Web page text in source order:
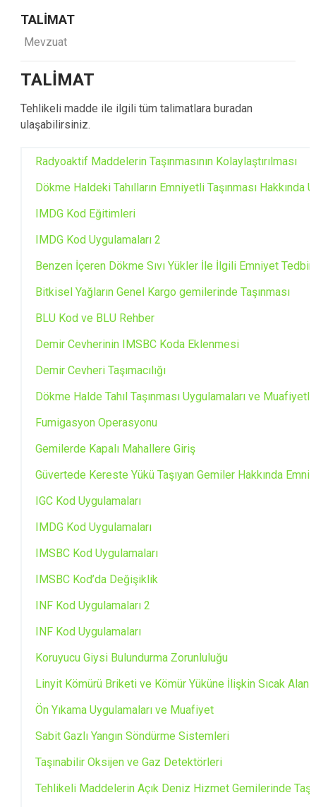
TALIMAT
Mevzuat
TALIMAT
Tehlikeli madde ile ilgili tüm talimatlara buradan
ulaşabilirsiniz.
Radyoaktif Maddelerin Taşınmasının Kolaylaştırılması
Dökme Haldeki Tahılların Emniyetli Taşınması Hakkında
IMDG Kod Eğitimleri
IMDG Kod Uygulamaları 2
Benzen İçeren Dökme Sıvı Yükler İle İlgili Emniyet
Bitkisel Yağların Genel Kargo gemilerinde Taşınması
BLU Kod ve BLU Rehber
Demir Cevherinin IMSBC Koda Eklenmesi
Demir Cevheri Taşımacılığı
Dökme Halde Tahıl Taşınması Uygulamaları ve
Fumigasyon Operasyonu
Gemilerde Kapalı Mahallere Giriş
Güvertede Kereste Yükü Taşıyan Gemiler Hakkında
IGC Kod Uygulamaları
IMDG Kod Uygulamaları
IMSBC Kod Uygulamaları
IMSBC Kod’da Değişiklik
INF Kod Uygulamaları 2
INF Kod Uygulamaları
Koruyucu Giysi Bulundurma Zorunluluğu
Linyit Kömürü Briketi ve Kömür Yüküne İlişkin Sıcak Alan
Ön Yıkama Uygulamaları ve Muafiyet
Sabit Gazlı Yangın Söndürme Sistemleri
Taşınabilir Oksijen ve Gaz Detektörleri
Tehlikeli Maddelerin Açık Deniz Hizmet Gemilerinde